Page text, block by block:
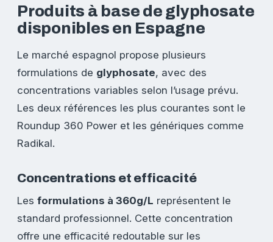
Produits à base de glyphosate
disponibles en Espagne
Le marché espagnol propose plusieurs
formulations de glyphosate, avec des
concentrations variables selon l’usage prévu.
Les deux références les plus courantes sont le
Roundup 360 Power et les génériques comme
Radikal.
Concentrations et efficacité
Lesformulations à 360g/L représentent le
standard professionnel. Cette concentration
offre une efficacité redoutable sur les